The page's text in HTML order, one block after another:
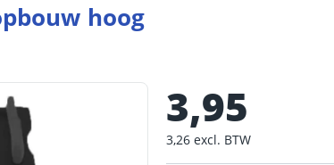
hoog
3,95
3,26 excl. BTW